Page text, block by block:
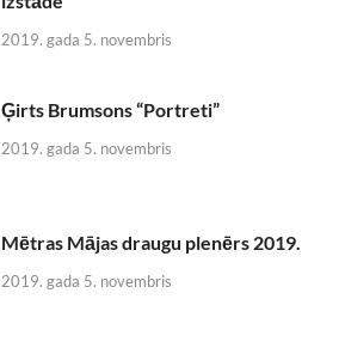
2019. gada 5. novembris
Ģirts Brumsons “Portreti”
2019. gada 5. novembris
Mētras Mājas draugu plenērs 2019.
2019. gada 5. novembris